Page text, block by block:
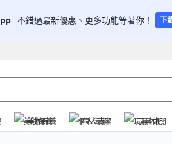
不錯過最新優惠、更多功能等著你！ 下
美妝保養 個人清潔 玩具休閒